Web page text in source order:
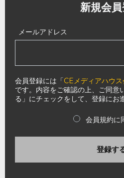
新規会
メールアドレス
会員登録には「CEメディアハウ
です。内容をご確認の上、ご同意
る」にチェックをして、登録にお
会員規約に
登録す